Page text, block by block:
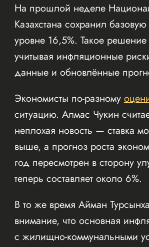
На прошлой неделе
Казахстана сохранил базовую
уровне 16,5%. Такое
учитывая инфляционные
данные и обновлённые
Экономисты по-разному
ситуацию. Алмас Чукин
неплохая новость — ставка
выше, а прогноз роста
год пересмотрен в сторону
теперь составляет около 6%.
В то же время Айман
внимание, что основная
с жилищно-коммунальными